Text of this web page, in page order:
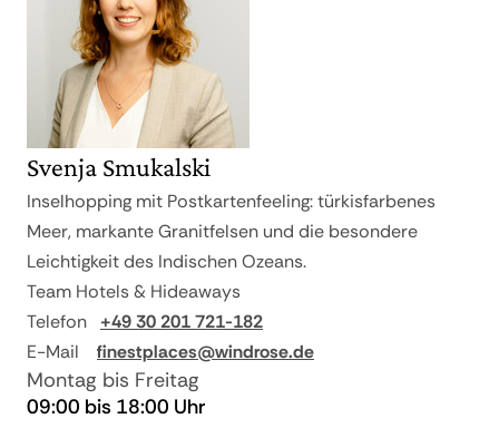
Svenja Smukalski
Inselhopping mit Postkartenfeeling: türkisfarbenes
Meer, markante Granitfelsen und die besondere
Leichtigkeit des Indischen Ozeans.
Team Hotels & Hideaways
Telefon
+49 30 201 721-182
E-Mail
finestplaces@windrose.de
Montag bis Freitag
09:00 bis 18:00 Uhr